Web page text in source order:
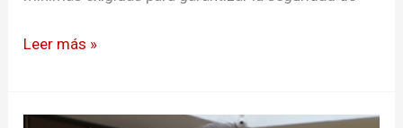
Leer más »